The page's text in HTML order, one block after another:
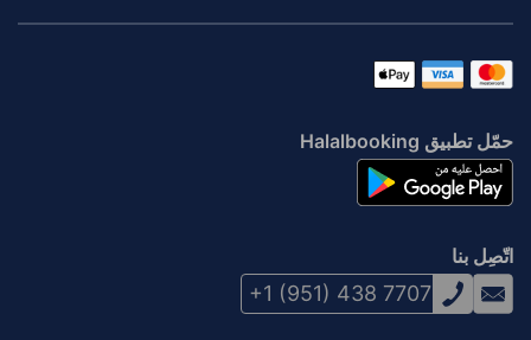
حمّل تطبيق Halalbooking
اتّصِل بنا
+1 (951) 438 7707